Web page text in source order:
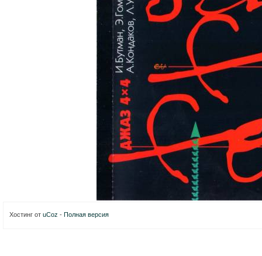
Хостинг от uCoz - Полная версия